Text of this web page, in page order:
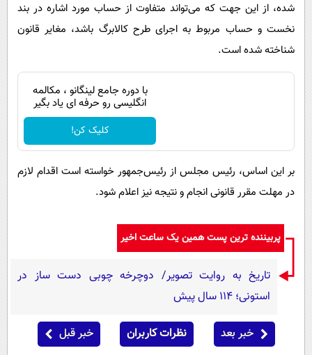
شده، از این جهت که می‌تواند متفاوت از حساب مورد اشاره در بند
نخست و حساب مربوط به اجرای طرح کالابرگ باشد، مغایر قانون
شناخته شده است.
با دوره جامع لینگانو ، مکالمه
انگلیسی رو حرفه ای یاد بگیر
کلیک کن!
بر این اساس، رئیس مجلس از رئیس‌جمهور خواسته است اقدام لازم
در مهلت مقرر قانونی انجام و نتیجه نیز اعلام شود.
پربیننده ترین پست همین یک ساعت اخیر
تاریخ به روایت تصویر/ دوچرخه چوبی دست ساز در
استونی؛ 114 سال پیش
خبر بعد نظرات کاربران خبر قبل